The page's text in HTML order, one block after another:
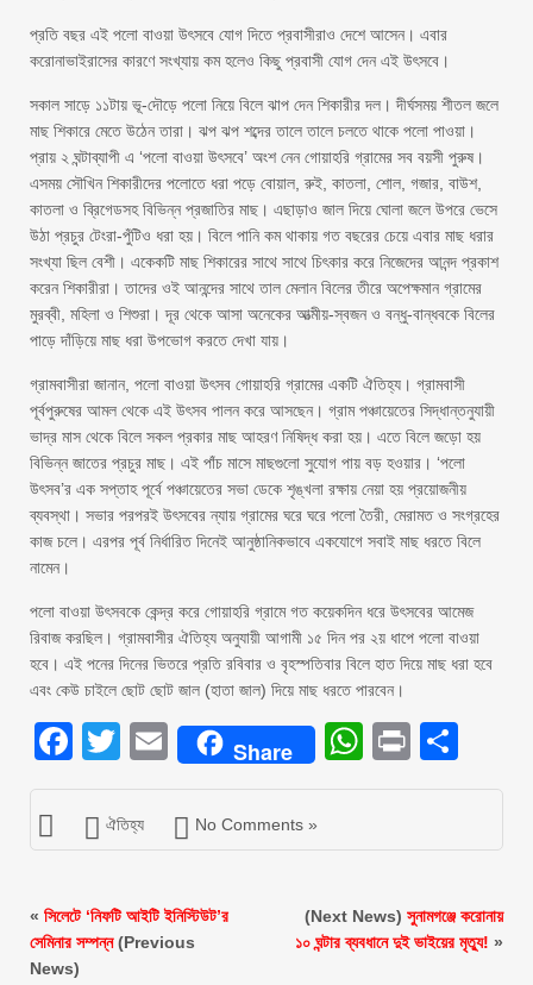
প্রতি বছর এই পলো বাওয়া উৎসবে যোগ দিতে প্রবাসীরাও দেশে আসেন। এবার
করোনাভাইরাসের কারণে সংখ্যায় কম হলেও কিছু প্রবাসী যোগ দেন এই উৎসবে।
সকাল সাড়ে ১১টায় ভূ-দৌড়ে পলো নিয়ে বিলে ঝাপ দেন শিকারীর দল। দীর্ঘসময় শীতল জলে
মাছ শিকারে মেতে উঠেন তারা। ঝপ ঝপ শব্দের তালে তালে চলতে থাকে পলো পাওয়া।
প্রায় ২ ঘন্টাব্যাপী এ ‘পলো বাওয়া উৎসবে’ অংশ নেন গোয়াহরি গ্রামের সব বয়সী পুরুষ।
এসময় সৌখিন শিকারীদের পলোতে ধরা পড়ে বোয়াল, রুই, কাতলা, শোল, গজার, বাউশ,
কাতলা ও ব্রিগেডসহ বিভিন্ন প্রজাতির মাছ। এছাড়াও জাল দিয়ে ঘোলা জলে উপরে ভেসে
উঠা প্রচুর টেংরা-পুঁটিও ধরা হয়। বিলে পানি কম থাকায় গত বছরের চেয়ে এবার মাছ ধরার
সংখ্যা ছিল বেশী। একেকটি মাছ শিকারের সাথে সাথে চিৎকার করে নিজেদের আনন্দ প্রকাশ
করেন শিকারীরা। তাদের ওই আনন্দের সাথে তাল মেলান বিলের তীরে অপেক্ষমান গ্রামের
মুরব্বী, মহিলা ও শিশুরা। দূর থেকে আসা অনেকের আত্মীয়-স্বজন ও বন্ধু-বান্ধবকে বিলের
পাড়ে দাঁড়িয়ে মাছ ধরা উপভোগ করতে দেখা যায়।
গ্রামবাসীরা জানান, পলো বাওয়া উৎসব গোয়াহরি গ্রামের একটি ঐতিহ্য। গ্রামবাসী
পূর্বপুরুষের আমল থেকে এই উৎসব পালন করে আসছেন। গ্রাম পঞ্চায়েতের সিদ্ধান্তনুযায়ী
ভাদ্র মাস থেকে বিলে সকল প্রকার মাছ আহরণ নিষিদ্ধ করা হয়। এতে বিলে জড়ো হয়
বিভিন্ন জাতের প্রচুর মাছ। এই পাঁচ মাসে মাছগুলো সুযোগ পায় বড় হওয়ার। ‘পলো
উৎসব’র এক সপ্তাহ পূর্বে পঞ্চায়েতের সভা ডেকে শৃঙ্খলা রক্ষায় নেয়া হয় প্রয়োজনীয়
ব্যবস্থা। সভার পরপরই উৎসবের ন্যায় গ্রামের ঘরে ঘরে পলো তৈরী, মেরামত ও সংগ্রহের
কাজ চলে। এরপর পূর্ব নির্ধারিত দিনেই আনুষ্ঠানিকভাবে একযোগে সবাই মাছ ধরতে বিলে
নামেন।
পলো বাওয়া উৎসবকে কেন্দ্র করে গোয়াহরি গ্রামে গত কয়েকদিন ধরে উৎসবের আমেজ
রিবাজ করছিল। গ্রামবাসীর ঐতিহ্য অনুযায়ী আগামী ১৫ দিন পর ২য় ধাপে পলো বাওয়া
হবে। এই পনের দিনের ভিতরে প্রতি রবিবার ও বৃহস্পতিবার বিলে হাত দিয়ে মাছ ধরা হবে
এবং কেউ চাইলে ছোট ছোট জাল (হাতা জাল) দিয়ে মাছ ধরতে পারবেন।
Facebook
Twitter
EmailShare Print
ঐতিহ্য No Comments »
« সিলেটে ‘নিফটি আইটি ইনিস্টিউট’র
সেমিনার সম্পন্ন(Previous
News)
(Next News) সুনামগঞ্জে করোনায়
১০ ঘন্টার ব্যবধানে দুই ভাইয়ের মৃত্যু! »